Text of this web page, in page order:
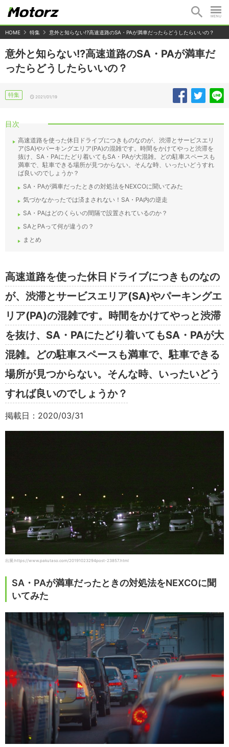
HOME 特集 意外と知らない!?高速道路のSA・PAが満車だったらどうしたらいいの？
意外と知らない!?高速道路のSA・PAが満車だ
ったらどうしたらいいの？
特集 2021/01/19
目次
高速道路を使った休日ドライブにつきものなのが、渋滞とサービスエリ
ア(SA)やパーキングエリア(PA)の混雑です。時間をかけてやっと渋滞を
抜け、SA・PAにたどり着いてもSA・PAが大混雑。どの駐車スペースも
満車で、駐車できる場所が見つからない。そんな時、いったいどうすれ
ば良いのでしょうか？
SA・PAが満車だったときの対処法をNEXCOに聞いてみた
気づかなかったでは済まされない！SA・PA内の逆走
SA・PAはどのくらいの間隔で設置されているのか？
SAとPAって何が違うの？
まとめ
高速道路を使った休日ドライブにつきものなの
が、渋滞とサービスエリア(SA)やパーキングエ
リア(PA)の混雑です。時間をかけてやっと渋滞
を抜け、SA・PAにたどり着いてもSA・PAが大
混雑。どの駐車スペースも満車で、駐車できる
場所が見つからない。そんな時、いったいどう
すれば良いのでしょうか？
掲載日：2020/03/31
出展:https://www.pakutaso.com/20191023294post-23857.html
SA・PAが満車だったときの対処法をNEXCOに聞
いてみた